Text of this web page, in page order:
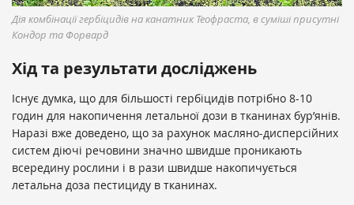
Дія комбінації гербіцидів на канатник Теофраста, в суміші присутні
Кондор та Форвард
Хід та результати досліджень
Існує думка, що для більшості гербіцидів потрібно 8-10
годин для накопичення летальної дози в тканинах бур’янів.
Наразі вже доведено, що за рахунок масляно-дисперсійних
систем діючі речовини значно швидше проникають
всередину рослини і в рази швидше накопичується
летальна доза пестициду в тканинах.